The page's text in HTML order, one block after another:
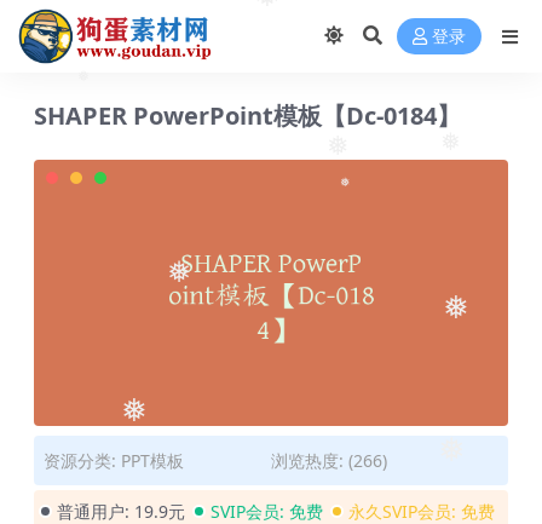
❅
❅
❅
❅
登录
SHAPER PowerPoint模板【Dc-0184】
资源分类: PPT模板 浏览热度: (266)
普通用户: 19.9元 SVIP会员: 免费 永久SVIP会员: 免费